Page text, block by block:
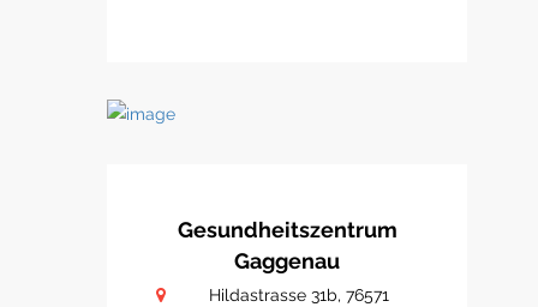
Gesundheitszentrum
Gaggenau
Hildastrasse 31b, 76571